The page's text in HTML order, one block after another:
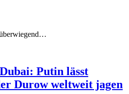
Putin lässt
Durow weltweit jagen